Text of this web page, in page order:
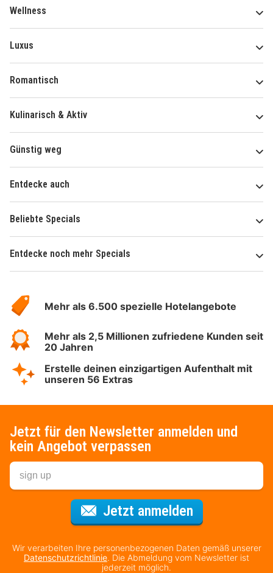
Wellness
Luxus
Romantisch
Kulinarisch & Aktiv
Günstig weg
Entdecke auch
Beliebte Specials
Entdecke noch mehr Specials
Hotelspecials
Mehr als 6.500 spezielle Hotelangebote
Mehr als 2,5 Millionen zufriedene Kunden seit
20 Jahren
Erstelle deinen einzigartigen Aufenthalt mit
unseren 56 Extras
Jetzt für den Newsletter anmelden und
kein Angebot verpassen
Jetzt anmeldenFür den
Wir verarbeiten Ihre personenbezogenen Daten gemäß unserer
Datenschutzrichtlinie. Die Abmeldung vom Newsletter ist
jederzeit möglich.